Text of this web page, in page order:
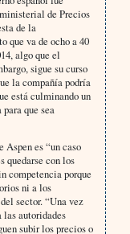
de Precios
de la
que va de ocho a 40
algo que el
sigue su curso
la compañía podría
está culminando un
que sea
Aspen es “un caso
quedarse con los
competencia porque
ni a los
sector. “Una vez
las autoridades
subir los precios o